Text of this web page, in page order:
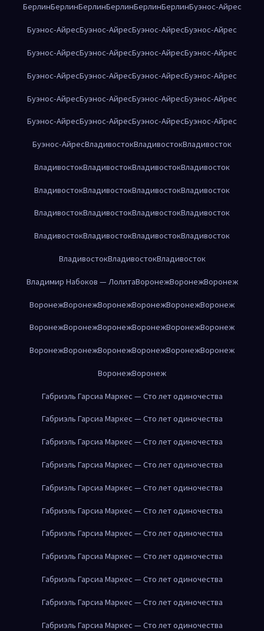
БерлинБерлинБерлинБерлинБерлинБерлинБуэнос-Айрес
Буэнос-АйресБуэнос-АйресБуэнос-АйресБуэнос-Айрес
Буэнос-АйресБуэнос-АйресБуэнос-АйресБуэнос-Айрес
Буэнос-АйресБуэнос-АйресБуэнос-АйресБуэнос-Айрес
Буэнос-АйресБуэнос-АйресБуэнос-АйресБуэнос-Айрес
Буэнос-АйресБуэнос-АйресБуэнос-АйресБуэнос-Айрес
Буэнос-АйресВладивостокВладивостокВладивосток
ВладивостокВладивостокВладивостокВладивосток
ВладивостокВладивостокВладивостокВладивосток
ВладивостокВладивостокВладивостокВладивосток
ВладивостокВладивостокВладивостокВладивосток
ВладивостокВладивостокВладивосток
Владимир Набоков — ЛолитаВоронежВоронежВоронеж
ВоронежВоронежВоронежВоронежВоронежВоронеж
ВоронежВоронежВоронежВоронежВоронежВоронеж
ВоронежВоронежВоронежВоронежВоронежВоронеж
ВоронежВоронеж
Габриэль Гарсиа Маркес — Сто лет одиночества
Габриэль Гарсиа Маркес — Сто лет одиночества
Габриэль Гарсиа Маркес — Сто лет одиночества
Габриэль Гарсиа Маркес — Сто лет одиночества
Габриэль Гарсиа Маркес — Сто лет одиночества
Габриэль Гарсиа Маркес — Сто лет одиночества
Габриэль Гарсиа Маркес — Сто лет одиночества
Габриэль Гарсиа Маркес — Сто лет одиночества
Габриэль Гарсиа Маркес — Сто лет одиночества
Габриэль Гарсиа Маркес — Сто лет одиночества
Габриэль Гарсиа Маркес — Сто лет одиночества